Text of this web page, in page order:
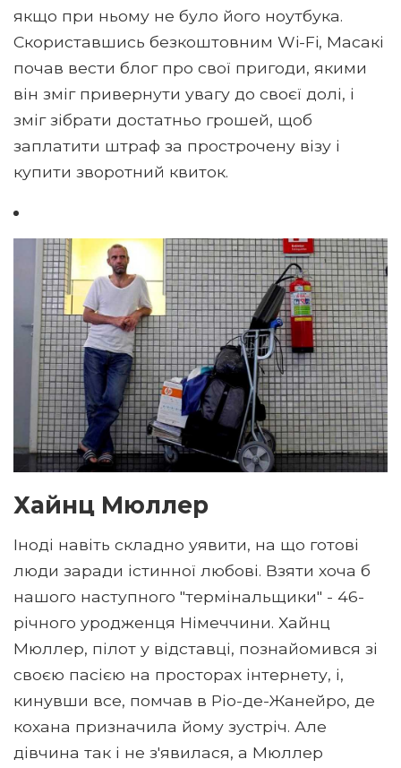
якщо при ньому не було його ноутбука.
Скориставшись безкоштовним Wi-Fi, Масакі
почав вести блог про свої пригоди, якими
він зміг привернути увагу до своєї долі, і
зміг зібрати достатньо грошей, щоб
заплатити штраф за прострочену візу і
купити зворотний квиток.
Хайнц Мюллер
Іноді навіть складно уявити, на що готові
люди заради істинної любові. Взяти хоча б
нашого наступного "термінальщики" - 46-
річного уродженця Німеччини. Хайнц
Мюллер, пілот у відставці, познайомився зі
своєю пасією на просторах інтернету, і,
кинувши все, помчав в Ріо-де-Жанейро, де
кохана призначила йому зустріч. Але
дівчина так і не з'явилася, а Мюллер